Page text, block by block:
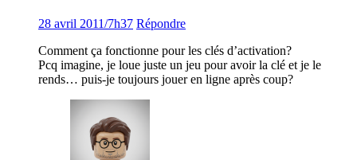
28 avril 2011/7h37 Répondre
Comment ça fonctionne pour les clés d’activation?
Pcq imagine, je loue juste un jeu pour avoir la clé et je le
rends… puis-je toujours jouer en ligne après coup?